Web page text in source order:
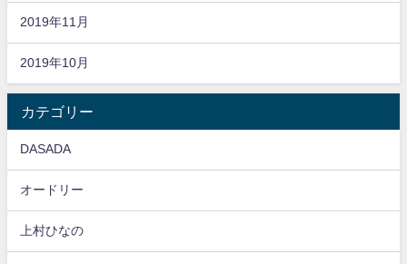
2019年11月
2019年10月
カテゴリー
DASADA
オードリー
上村ひなの